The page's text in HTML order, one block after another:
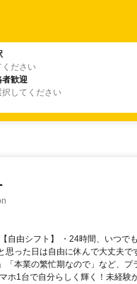
ください
者歓迎
してください
自由シフト】 ・24時間、いつで
思った日は自由に休んで大丈夫
「本業の繁忙期なので」など、プ
ホ1台で自分らしく輝く！未経験